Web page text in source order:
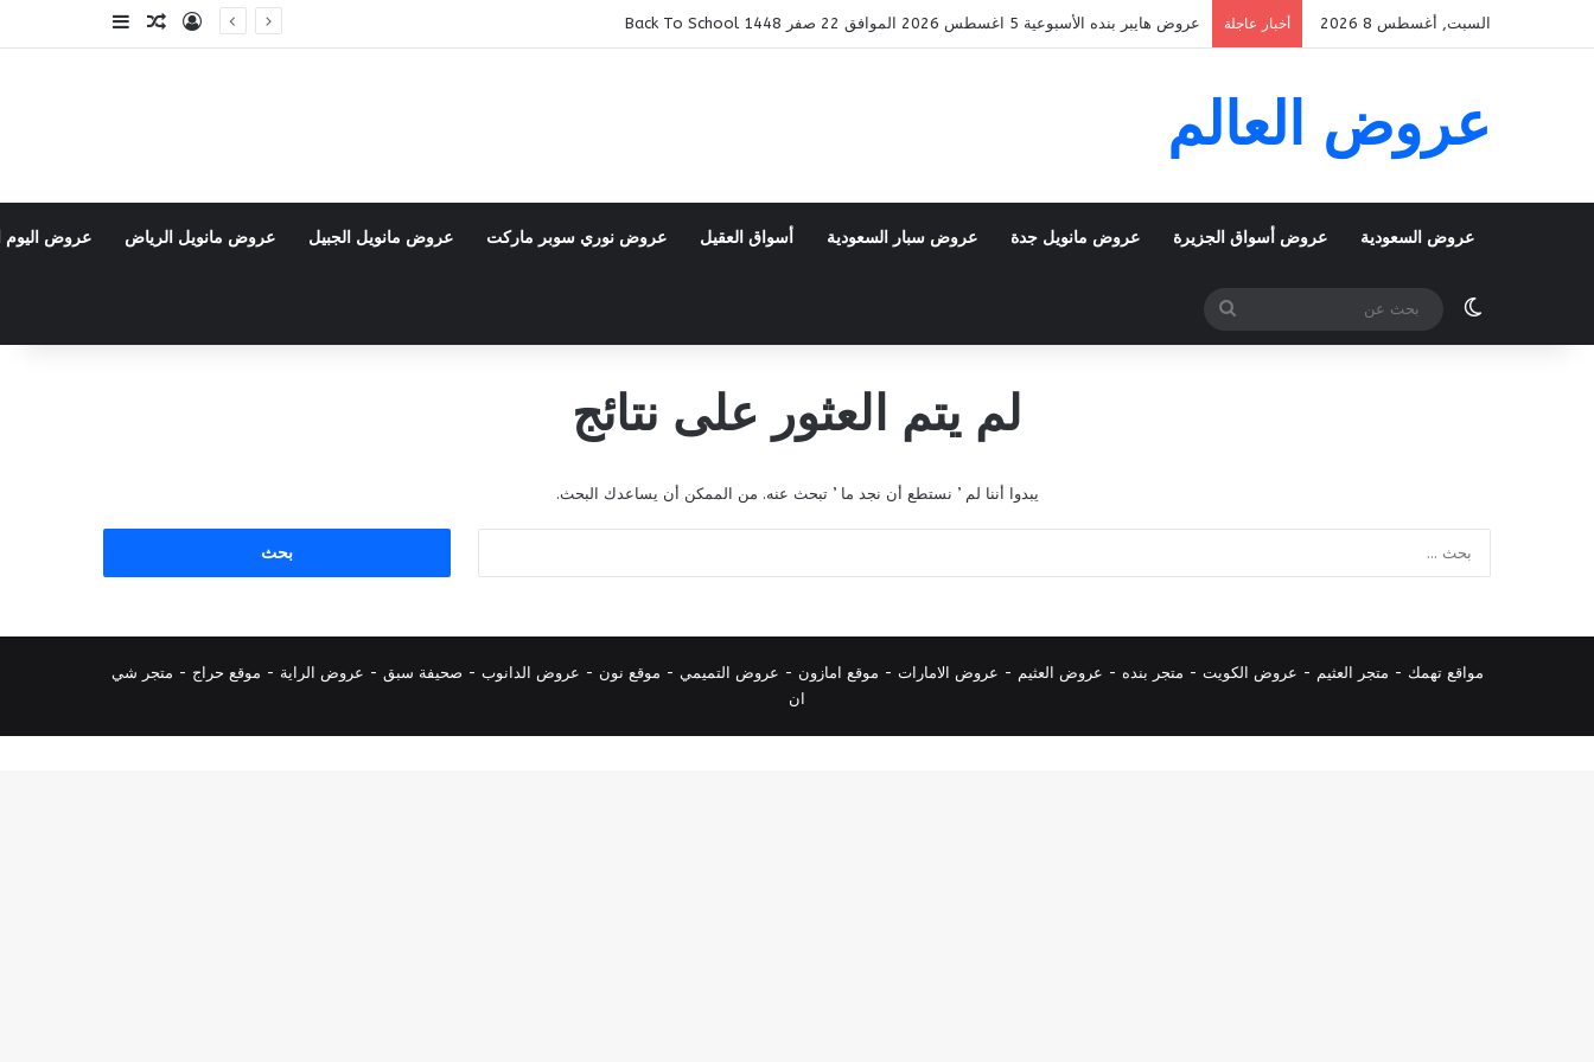
السبت, أغسطس 8 2026 أخبار عاجلة عروض هايبر بنده الأسبوعية 5 اغسطس 2026 الموافق 22 صفر 1448 Back To School تسجيل الدخول
مقال عشوائي
إضافة عمود
عروض العالم
عروض السعودية عروض أسواق الجزيرة عروض مانويل جدة عروض سبار السعودية أسواق العقيل عروض نوري سوبر ماركت عروض مانويل الجبيل عروض مانويل الرياض عروض اليوم
الوضع المظلم
بحث
عن
لم يتم العثور على نتائج
يبدوا أننا لم ’ نستطع أن نجد ما ’ تبحث عنه. من الممكن أن يساعدك البحث.
مواقع تهمك - متجر العثيم - عروض الكويت - متجر بنده - عروض العثيم - عروض الامارات - موقع امازون - عروض التميمي - موقع نون - عروض الدانوب - صحيفة سبق - عروض الراية - موقع حراج - متجر شي
ان